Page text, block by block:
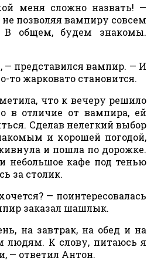
меня сложно назвать! —
позволяя вампиру совсем
В общем, будем знакомы.
представился вампир. — И
то жарковато становится.
что к вечеру решило
в отличие от вампира, ей
Сделав нелегкий выбор
и хорошей погодой,
и пошла по дорожке.
небольшое кафе под тенью
за столик.
— поинтересовалась
заказал шашлык.
на завтрак, на обед и на
людям. К слову, питаюсь я
— ответил Антон.